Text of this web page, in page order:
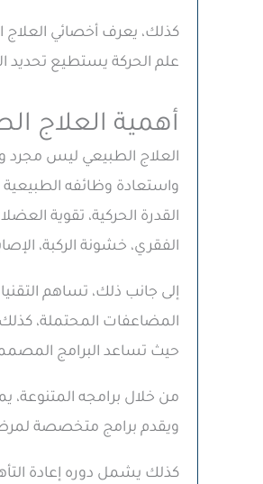
كذلك، يعرف أخصائي العلاج
علم الحركة يستطيع تحديد
أهمية العلاج
العلاج الطبيعي ليس
واستعادة وظائفه
القدرة الحركية، تقوية
الفقري، خشونة الركبة،
إلى جانب ذلك، تساهم
المضاعفات المحتملة،
حيث تساعد البرامج
من خلال برامجه
ويقدم برامج متخصصة
كذلك يشمل دوره إعادة